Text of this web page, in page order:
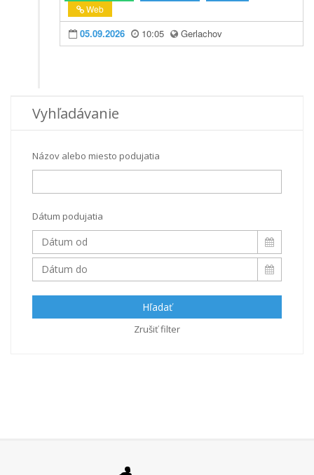
Web
05.09.2026 10:05 Gerlachov
Vyhľadávanie
Názov alebo miesto podujatia
Dátum podujatia
Hľadať
Zrušiť filter